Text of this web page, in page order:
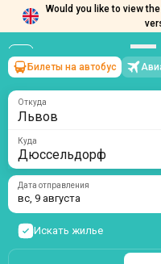
Would you like to view
Львов →Дюссельдорф
вс, 9 августа/1 пассажир
Билеты на автобус
Откуда
Куда
Дата отправления
вс, 9 августа
Искать жилье